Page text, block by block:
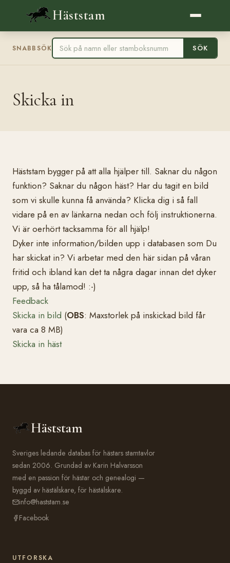
Häststam
SNABBSÖK SÖK
Skicka in
Häststam bygger på att alla hjälper till. Saknar du någon
funktion? Saknar du någon häst? Har du tagit en bild
som vi skulle kunna få använda? Klicka dig i så fall
vidare på en av länkarna nedan och följ instruktionerna.
Vi är oerhört tacksamma för all hjälp!
Dyker inte information/bilden upp i databasen som Du
har skickat in? Vi arbetar med den här sidan på våran
fritid och ibland kan det ta några dagar innan det dyker
upp, så ha tålamod! :-)
Feedback
Skicka in bild (OBS: Maxstorlek på inskickad bild får
vara ca 8 MB)
Skicka in häst
Häststam
Sveriges ledande databas för hästars stamtavlor
sedan 2006. Grundad av Karin Halvarsson
med en passion för hästar och genealogi —
byggd av hästälskare, för hästälskare.
info@haststam.se
Facebook
UTFORSKA